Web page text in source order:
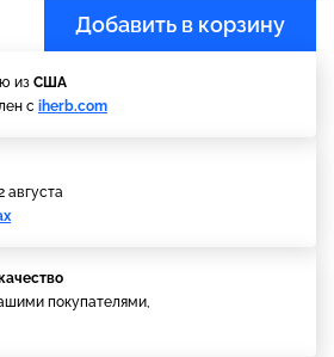
Добавить в корзину
из США
с iherb.com
августа
покупателями,